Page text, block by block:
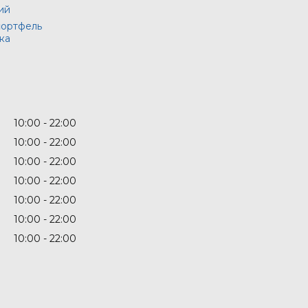
10:00
22:00
10:00
22:00
10:00
22:00
10:00
22:00
10:00
22:00
10:00
22:00
10:00 22:00